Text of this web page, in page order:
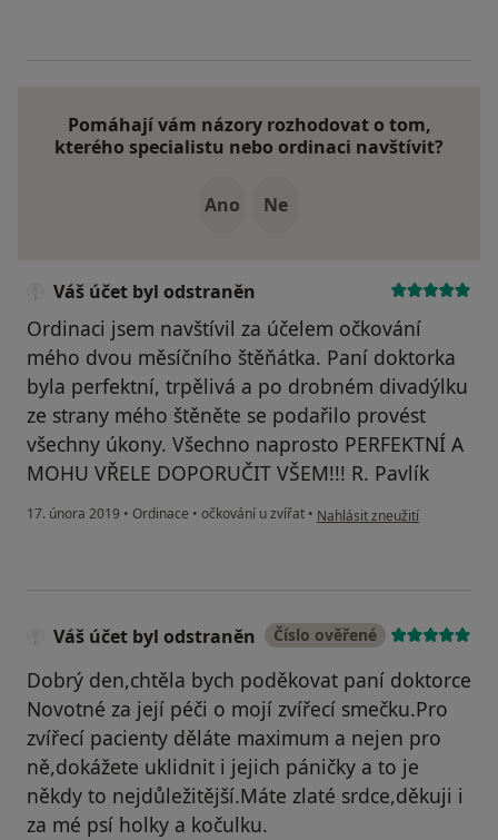
Pomáhají vám názory rozhodovat o tom,
kterého specialistu nebo ordinaci navštívit?
Ano Ne
Váš účet byl odstraněn
Ordinaci jsem navštívil za účelem očkování
mého dvou měsíčního štěňátka. Paní doktorka
byla perfektní, trpělivá a po drobném divadýlku
ze strany mého štěněte se podařilo provést
všechny úkony. Všechno naprosto PERFEKTNÍ A
MOHU VŘELE DOPORUČIT VŠEM!!! R. Pavlík
17. února 2019 • Ordinace • očkování u zvířat • podle názoru uživatele Váš
Nahlásit zneužití
Váš účet byl odstraněn Číslo ověřené
Dobrý den,chtěla bych poděkovat paní doktorce
Novotné za její péči o mojí zvířecí smečku.Pro
zvířecí pacienty děláte maximum a nejen pro
ně,dokážete uklidnit i jejich páničky a to je
někdy to nejdůležitější.Máte zlaté srdce,děkuji i
za mé psí holky a kočulku.